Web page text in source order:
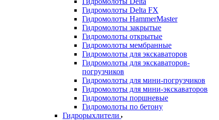
Гидромолоты Delta FX
Гидромолоты HammerMaster
Гидромолоты закрытые
Гидромолоты открытые
Гидромолоты мембранные
Гидромолоты для экскаваторов
Гидромолоты для экскаваторов-
погрузчиков
Гидромолоты для мини-погрузчиков
Гидромолоты для мини-экскаваторов
Гидромолоты поршневые
Гидромолоты по бетону
Гидрорыхлители